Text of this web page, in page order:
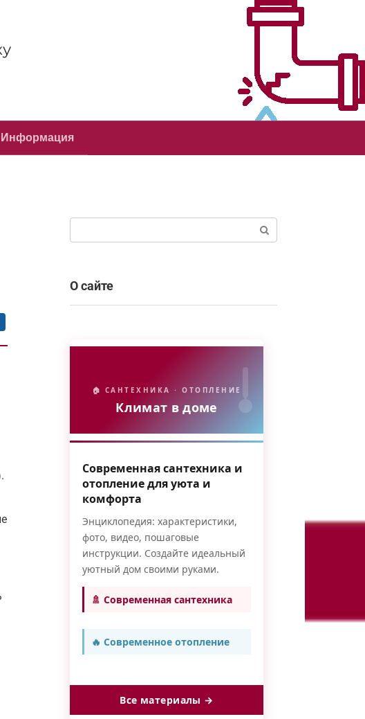
Информация
О сайте
🏠 САНТЕХНИКА · ОТОПЛЕНИЕ
Климат в доме
Современная сантехника и
отопление для уюта и
комфорта
Энциклопедия: характеристики,
фото, видео, пошаговые
инструкции. Создайте идеальный
уютный дом своими руками.
🚿 Современная сантехника
🔥 Современное отопление
Все материалы →